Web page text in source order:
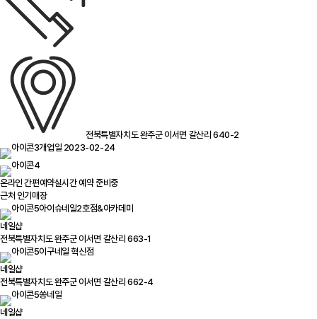
전북특별자치도 완주군 이서면 갈산리 640-2
개업일 2023-02-24
온라인 간편예약실시간 예약 준비중
근처 인기매장
아이슈네일2호점&아카데미
네일샵
전북특별자치도 완주군 이서면 갈산리 663-1
이구네일 혁신점
네일샵
전북특별자치도 완주군 이서면 갈산리 662-4
쏭네일
네일샵